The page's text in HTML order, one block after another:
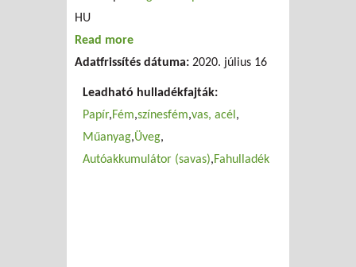
HU
Read more
Adatfrissítés dátuma: 2020. július 16
Leadható hulladékfajták:
Papír Fém színesfém vas, acél
Műanyag Üveg
Autóakkumulátor (savas) Fahulladék